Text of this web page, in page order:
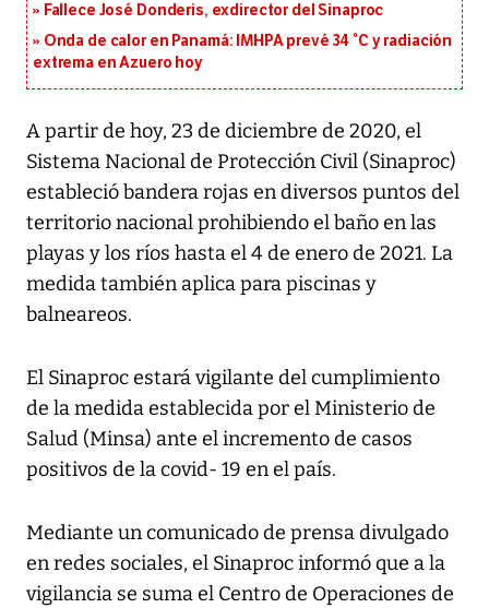
Fallece José Donderis, exdirector del Sinaproc
Onda de calor en Panamá: IMHPA prevé 34 °C y radiación
extrema en Azuero hoy
A partir de hoy, 23 de diciembre de 2020, el
Sistema Nacional de Protección Civil (Sinaproc)
estableció bandera rojas en diversos puntos del
territorio nacional prohibiendo el baño en las
playas y los ríos hasta el 4 de enero de 2021. La
medida también aplica para piscinas y
balneareos.
El Sinaproc estará vigilante del cumplimiento
de la medida establecida por el Ministerio de
Salud (Minsa) ante el incremento de casos
positivos de la covid- 19 en el país.
Mediante un comunicado de prensa divulgado
en redes sociales, el Sinaproc informó que a la
vigilancia se suma el Centro de Operaciones de